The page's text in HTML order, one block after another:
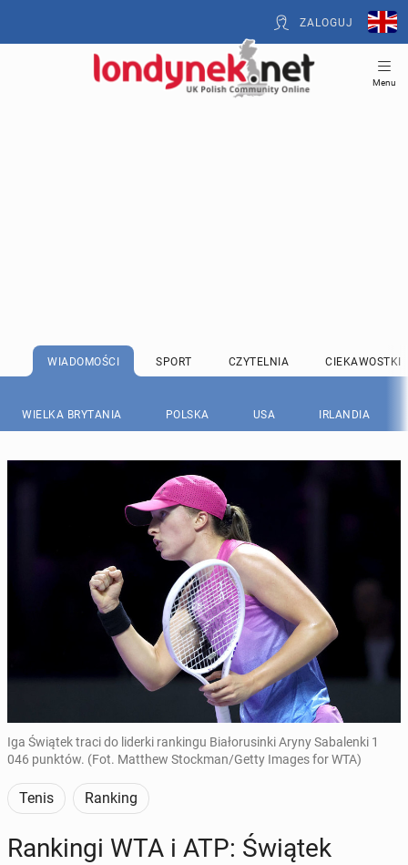
ZALOGUJ
Menu
WIADOMOŚCI SPORT CZYTELNIA CIEKAWOSTKI
WIELKA BRYTANIA POLSKA USA IRLANDIA
Iga Świątek traci do liderki rankingu Białorusinki Aryny Sabalenki 1
046 punktów. (Fot. Matthew Stockman/Getty Images for WTA)
Tenis Ranking
Ran­kin­gi WTA i ATP: Świątek